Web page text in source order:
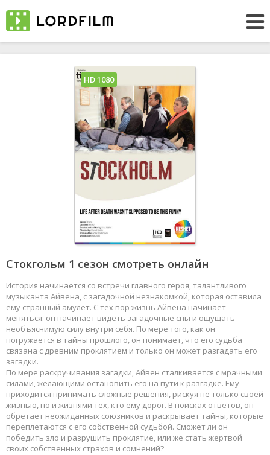
Стокгольм 1 сезон смотреть онлайн
История начинается со встречи главного героя, талантливого
музыканта Айвена, с загадочной незнакомкой, которая оставила
ему странный амулет. С тех пор жизнь Айвена начинает
меняться: он начинает видеть загадочные сны и ощущать
необъяснимую силу внутри себя. По мере того, как он
погружается в тайны прошлого, он понимает, что его судьба
связана с древним проклятием и только он может разгадать его
загадки.
По мере раскручивания загадки, Айвен сталкивается с мрачными
силами, желающими остановить его на пути к разгадке. Ему
приходится принимать сложные решения, рискуя не только своей
жизнью, но и жизнями тех, кто ему дорог. В поисках ответов, он
обретает неожиданных союзников и раскрывает тайны, которые
переплетаются с его собственной судьбой. Сможет ли он
победить зло и разрушить проклятие, или же стать жертвой
своих собственных страхов и сомнений?
HD 1080